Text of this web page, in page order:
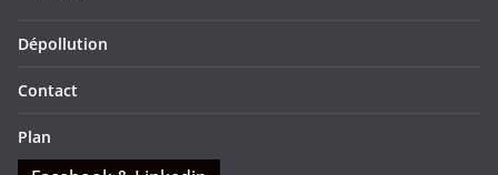
Dépollution
Contact
Plan